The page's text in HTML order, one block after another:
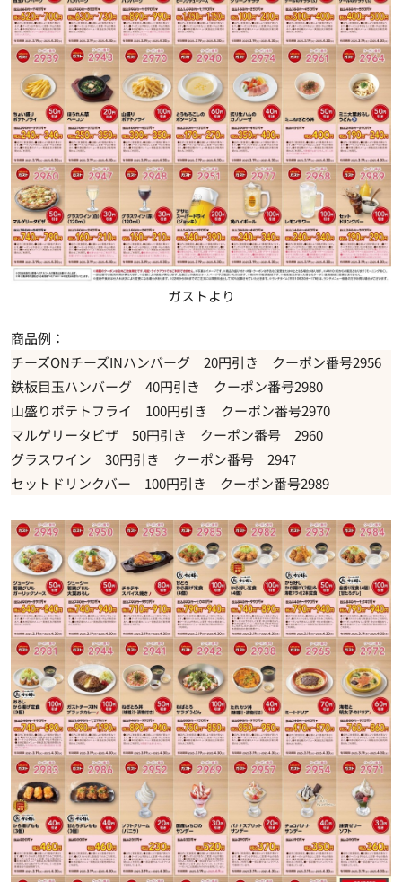
ガストより
商品例：
チーズONチーズINハンバーグ 20円引き クーポン番号2956
鉄板目玉ハンバーグ 40円引き クーポン番号2980
山盛りポテトフライ 100円引き クーポン番号2970
マルゲリータピザ 50円引き クーポン番号 2960
グラスワイン 30円引き クーポン番号 2947
セットドリンクバー 100円引き クーポン番号2989